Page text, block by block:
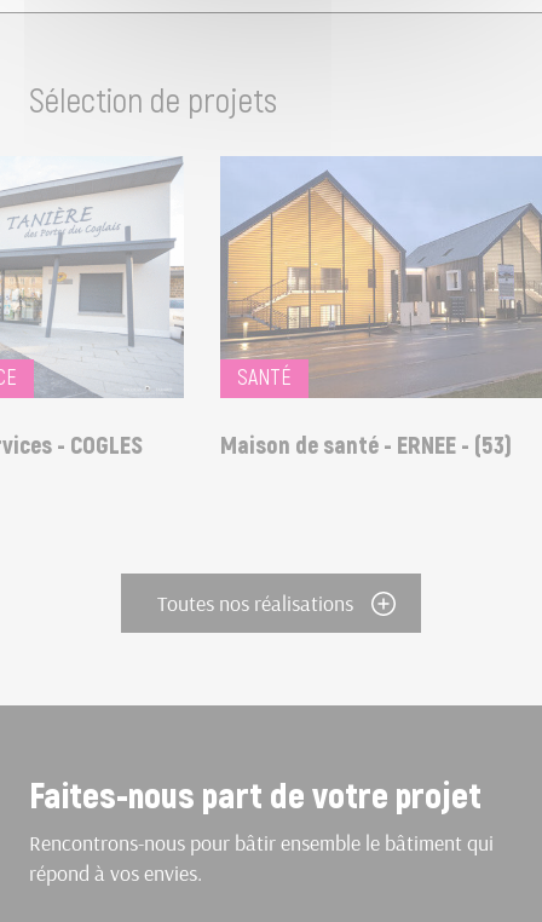
Sélection de projets
- COGLES
SANTÉ
Maison de santé - ERNEE - (53)
Toutes nos réalisations
Faites-nous part de votre projet
Rencontrons-nous pour bâtir ensemble le bâtiment qui
répond à vos envies.